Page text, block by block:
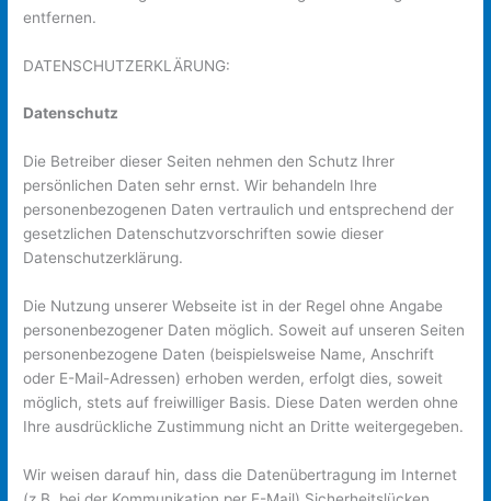
entfernen.
DATENSCHUTZERKLÄRUNG:
Datenschutz
Die Betreiber dieser Seiten nehmen den Schutz Ihrer
persönlichen Daten sehr ernst. Wir behandeln Ihre
personenbezogenen Daten vertraulich und entsprechend der
gesetzlichen Datenschutzvorschriften sowie dieser
Datenschutzerklärung.
Die Nutzung unserer Webseite ist in der Regel ohne Angabe
personenbezogener Daten möglich. Soweit auf unseren Seiten
personenbezogene Daten (beispielsweise Name, Anschrift
oder E-Mail-Adressen) erhoben werden, erfolgt dies, soweit
möglich, stets auf freiwilliger Basis. Diese Daten werden ohne
Ihre ausdrückliche Zustimmung nicht an Dritte weitergegeben.
Wir weisen darauf hin, dass die Datenübertragung im Internet